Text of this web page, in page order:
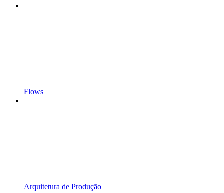
Flows
Arquitetura de Produção